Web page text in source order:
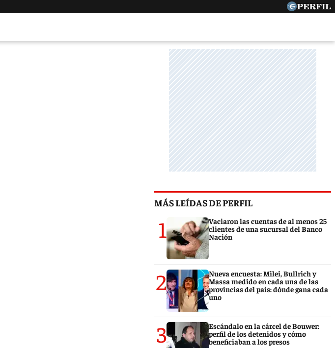
MÁS LEÍDAS DE PERFIL
1
Vaciaron las cuentas de al menos 25
clientes de una sucursal del Banco
Nación
2
Nueva encuesta: Milei, Bullrich y
Massa medido en cada una de las
provincias del país: dónde gana cada
uno
3
Escándalo en la cárcel de Bouwer:
perfil de los detenidos y cómo
beneficiaban a los presos